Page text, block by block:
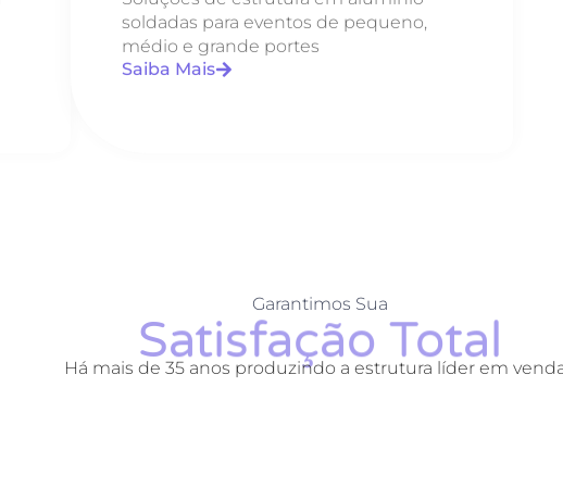
soldadas para eventos de pequeno,
médio e grande portes
Saiba Mais
Garantimos Sua
Satisfação Total
Há mais de 35 anos produzindo a estrutura líder em